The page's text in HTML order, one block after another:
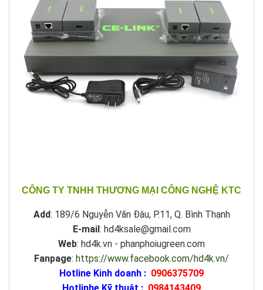
CÔNG TY TNHH THƯƠNG MẠI CÔNG NGHỆ KTC
Add: 189/6 Nguyễn Văn Đậu, P.11, Q. Bình Thạnh
E-mail: hd4ksale@gmail.com
Web: hd4k.vn - phanphoiugreen.com
Fanpage: https://www.facebook.com/hd4k.vn/
Hotline Kinh doanh : 0906375709
Hotlinhe Kỹ thuật : 0984143409